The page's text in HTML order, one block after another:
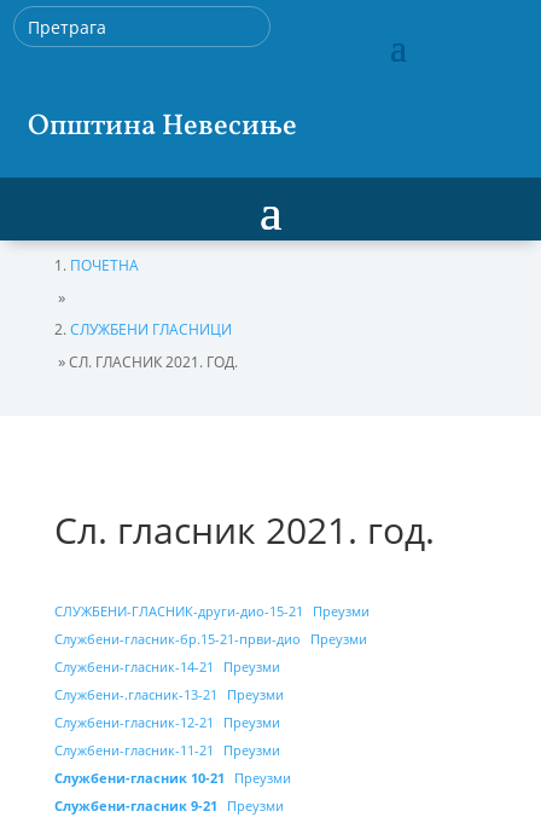
Општина Невесиње
ПОЧЕТНА
»
СЛУЖБЕНИ ГЛАСНИЦИ
»СЛ. ГЛАСНИК 2021. ГОД.
Сл. гласник 2021. год.
СЛУЖБЕНИ-ГЛАСНИК-други-дио-15-21
Преузми
Службени-гласник-бр.15-21-први-дио
Преузми
Службени-гласник-14-21
Преузми
Службени-.гласник-13-21
Преузми
Службени-гласник-12-21
Преузми
Службени-гласник-11-21
Преузми
Cлужбени-гласник 10-21
Преузми
Службени-гласник 9-21
Преузми